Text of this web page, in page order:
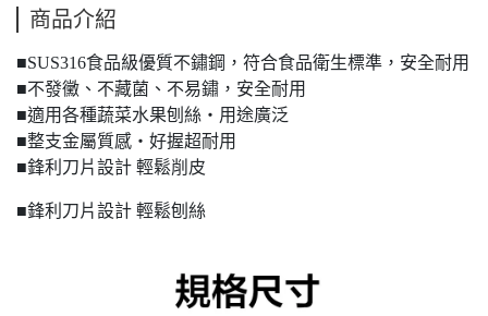
商品介紹
■SUS316食品級優質不鏽鋼，符合食品衛生標準，安全耐用
■不發黴、不藏菌、不易鏽，安全耐用
■適用各種蔬菜水果刨絲・用途廣泛
■整支金屬質感・好握超耐用
■鋒利刀片設計 輕鬆削皮
■鋒利刀片設計 輕鬆刨絲